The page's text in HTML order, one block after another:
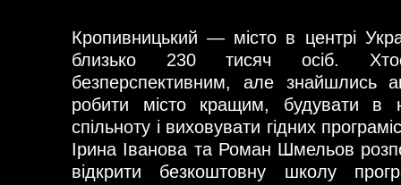
Кропивницький — місто в центрі
близько 230 тисяч осіб.
безперспективним, але знайшлись
робити місто кращим, будувати в
спільноту і виховувати гідних
Ірина Іванова та Роман Шмельов
відкрити безкоштовну школу